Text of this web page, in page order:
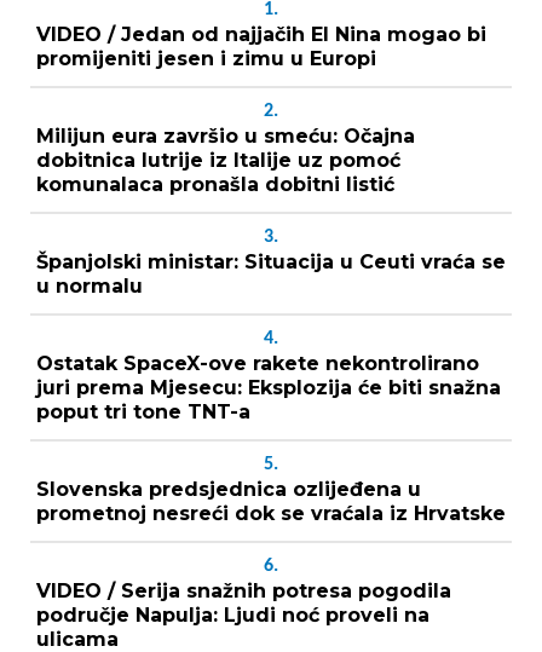
1.
VIDEO / Jedan od najjačih El Nina mogao bi
promijeniti jesen i zimu u Europi
2.
Milijun eura završio u smeću: Očajna
dobitnica lutrije iz Italije uz pomoć
komunalaca pronašla dobitni listić
3.
Španjolski ministar: Situacija u Ceuti vraća se
u normalu
4.
Ostatak SpaceX-ove rakete nekontrolirano
juri prema Mjesecu: Eksplozija će biti snažna
poput tri tone TNT-a
5.
Slovenska predsjednica ozlijeđena u
prometnoj nesreći dok se vraćala iz Hrvatske
6.
VIDEO / Serija snažnih potresa pogodila
područje Napulja: Ljudi noć proveli na
ulicama